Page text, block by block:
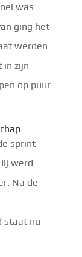
was
ging het
werden
in zijn
op puur
sprint
werd
Na de
staat nu